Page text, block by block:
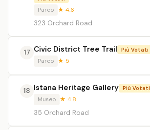
Parco ★ 4.6
323 Orchard Road
17 Civic District Tree Trail Più Votati
Parco ★ 5
18 Istana Heritage Gallery Più Votati
Museo ★ 4.8
35 Orchard Road